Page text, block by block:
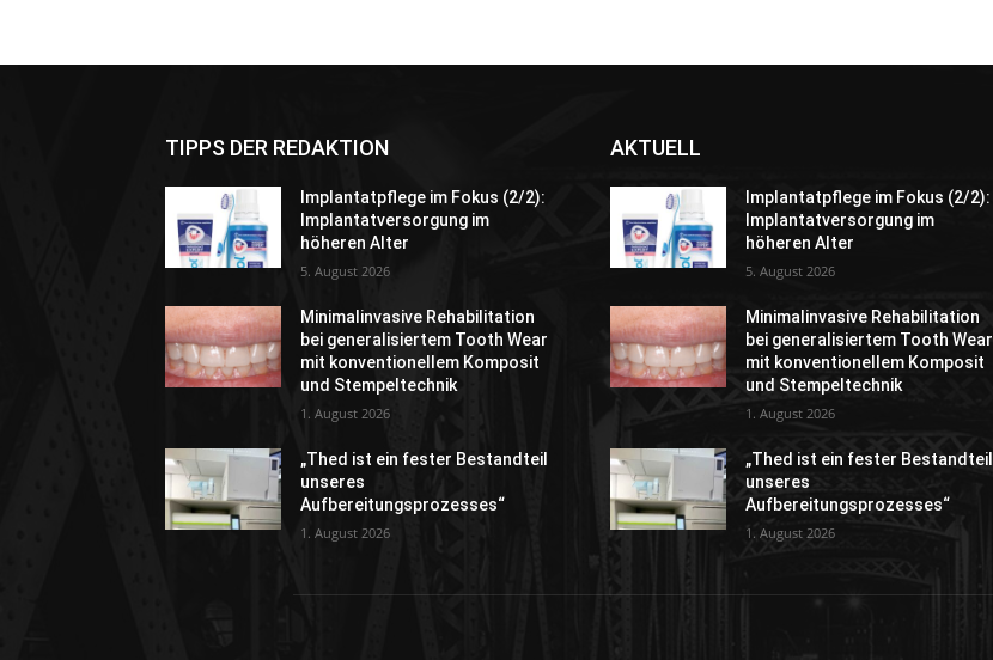
TIPPS DER REDAKTION
Implantatpflege im Fokus (2/2):
Implantatversorgung im
höheren Alter
5. August 2026
Minimalinvasive Rehabilitation
bei generalisiertem Tooth Wear
mit konventionellem Komposit
und Stempeltechnik
1. August 2026
„Thed ist ein fester Bestandteil
unseres
Aufbereitungsprozesses“
1. August 2026
AKTUELL
Implantatpflege im Fokus (2/2):
Implantatversorgung im
höheren Alter
5. August 2026
Minimalinvasive Rehabilitation
bei generalisiertem Tooth Wear
mit konventionellem Komposit
und Stempeltechnik
1. August 2026
„Thed ist ein fester Bestandteil
unseres
Aufbereitungsprozesses“
1. August 2026